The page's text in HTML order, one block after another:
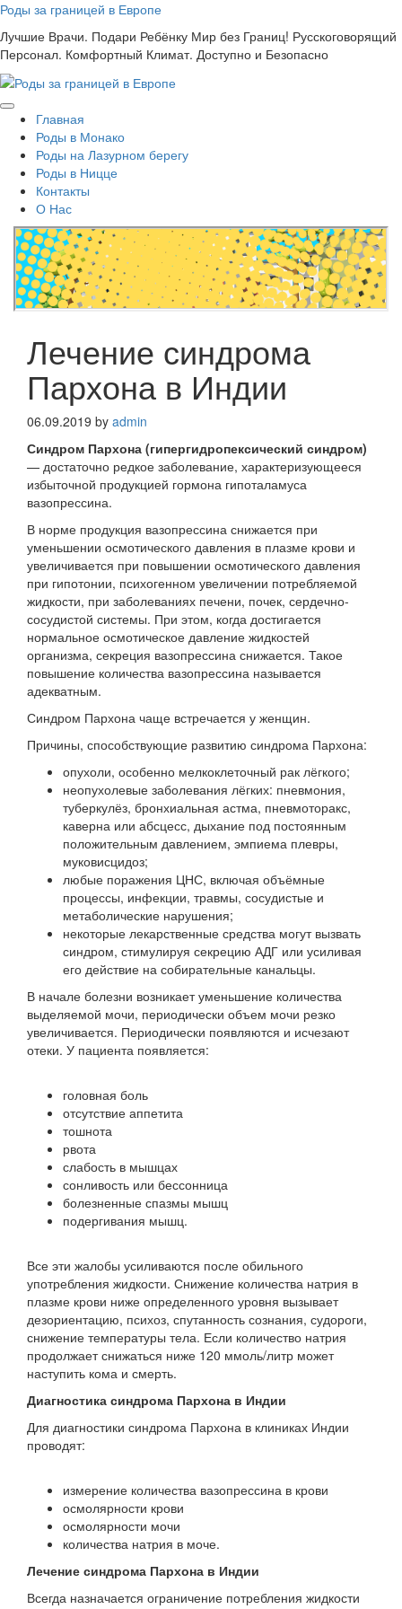
Skip
content
Роды за границей в Европе
Лучшие Врачи. Подари Ребёнку Мир без Границ! Русскоговорящий
Персонал. Комфортный Климат. Доступно и Безопасно
Главная
Роды в Монако
Роды на Лазурном берегу
Роды в Ницце
Контакты
О Нас
Лечение синдрома
Пархона в Индии
06.09.2019 by admin
Синдром Пархона (гипергидропексический синдром)
— достаточно редкое заболевание, характеризующееся
избыточной продукцией гормона гипоталамуса
вазопрессина.
В норме продукция вазопрессина снижается при
уменьшении осмотического давления в плазме крови и
увеличивается при повышении осмотического давления
при гипотонии, психогенном увеличении потребляемой
жидкости, при заболеваниях печени, почек, сердечно-
сосудистой системы. При этом, когда достигается
нормальное осмотическое давление жидкостей
организма, секреция вазопрессина снижается. Такое
повышение количества вазопрессина называется
адекватным.
Синдром Пархона чаще встречается у женщин.
Причины, способствующие развитию синдрома Пархона:
опухоли, особенно мелкоклеточный рак лёгкого;
неопухолевые заболевания лёгких: пневмония,
туберкулёз, бронхиальная астма, пневмоторакс,
каверна или абсцесс, дыхание под постоянным
положительным давлением, эмпиема плевры,
муковисцидоз;
любые поражения ЦНС, включая объёмные
процессы, инфекции, травмы, сосудистые и
метаболические нарушения;
некоторые лекарственные средства могут вызвать
синдром, стимулируя секрецию АДГ или усиливая
его действие на собирательные канальцы.
В начале болезни возникает уменьшение количества
выделяемой мочи, периодически объем мочи резко
увеличивается. Периодически появляются и исчезают
отеки. У пациента появляется:
головная боль
отсутствие аппетита
тошнота
рвота
слабость в мышцах
сонливость или бессонница
болезненные спазмы мышц
подергивания мышц.
Все эти жалобы усиливаются после обильного
употребления жидкости. Снижение количества натрия в
плазме крови ниже определенного уровня вызывает
дезориентацию, психоз, спутанность сознания, судороги,
снижение температуры тела. Если количество натрия
продолжает снижаться ниже 120 ммоль/литр может
наступить кома и смерть.
Диагностика синдрома Пархона в Индии
Для диагностики синдрома Пархона в клиниках Индии
проводят:
измерение количества вазопрессина в крови
осмолярности крови
осмолярности мочи
количества натрия в моче.
Лечение синдрома Пархона в Индии
Всегда назначается ограничение потребления жидкости